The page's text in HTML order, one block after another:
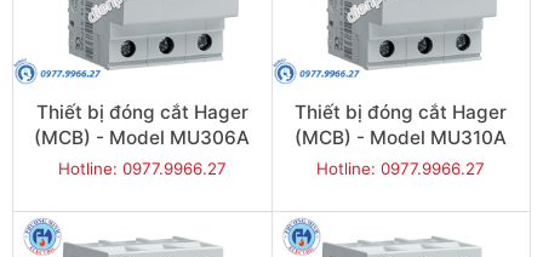
Thiết bị đóng cắt Hager
(MCB) - Model MU306A
Hotline: 0977.9966.27
Thiết bị đóng cắt Hager
(MCB) - Model MU310A
Hotline: 0977.9966.27